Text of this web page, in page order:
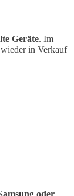
Geräte. Im
wieder in Verkauf
oder